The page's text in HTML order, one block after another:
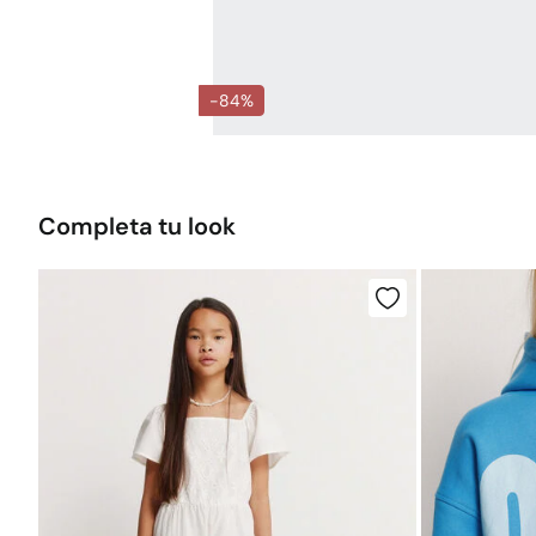
-84%
Completa tu look